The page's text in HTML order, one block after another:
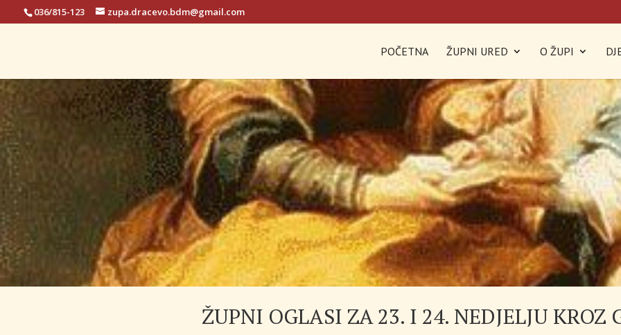
036/815-123 zupa.dracevo.bdm@gmail.com
POČETNA ŽUPNI URED O ŽUPI
ŽUPNI OGLASI ZA 23. I 24. NEDJELJU KROZ